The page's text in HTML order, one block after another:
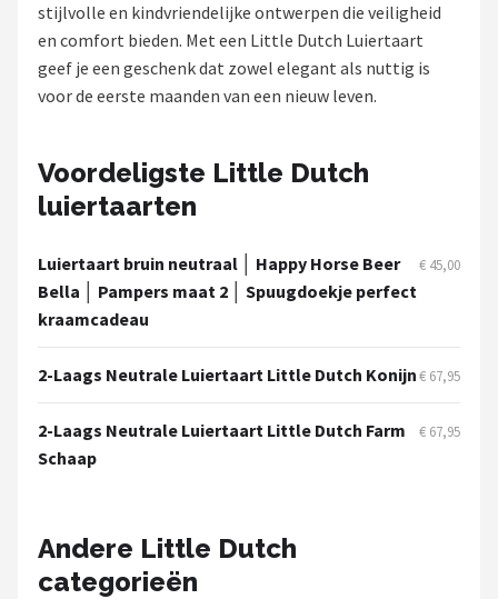
Chouette-Chouette
Little Dutch
Soft Touch
Meyco
Stokke
Done by Deer
Funnies.
stijlvolle en kindvriendelijke ontwerpen die veiligheid
en comfort bieden. Met een Little Dutch Luiertaart
geef je een geschenk dat zowel elegant als nuttig is
voor de eerste maanden van een nieuw leven.
Voordeligste Little Dutch
luiertaarten
Luiertaart bruin neutraal │ Happy Horse Beer
Bella │ Pampers maat 2 │ Spuugdoekje perfect
kraamcadeau
€ 45,00
2-Laags Neutrale Luiertaart Little Dutch Konijn€ 67,95
2-Laags Neutrale Luiertaart Little Dutch Farm
Schaap
€ 67,95
Andere Little Dutch
categorieën